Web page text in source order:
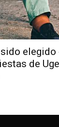
elegido
de